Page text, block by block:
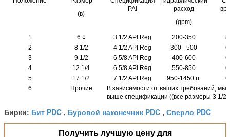
(в)
PAI
расход
(gpm)
1 6 ¢ 3 1/2 API Reg 200-350
2
8 1/2 4 1/2 API Reg 300 - 500
3
9 1/2 6 5/8 API Reg 400-600
4
12 1/4 6 5/8 API Reg 550-850
5
17 1/2 7 1/2 API Reg 950-1450 гг.
6
Прочие
В зависимости от ваших требований, мы
выше спецификации ((все размеры 3 1/2
Бирки: Бит PDC , Буровой наконечник PDC , Сверло PDC
Получить лучшую цену для